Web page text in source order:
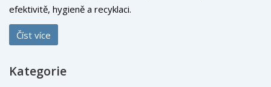
efektivitě, hygieně a recyklaci.
Číst více
Kategorie